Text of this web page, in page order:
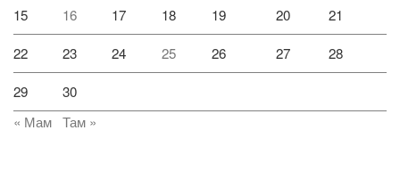
15 16 17 18 19 20 21
22 23 24 25 26 27 28
29
30
« Мам Там »